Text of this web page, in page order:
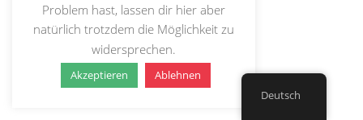
Problem hast, lassen dir hier aber
natürlich trotzdem die Möglichkeit zu
widersprechen.
Akzeptieren Ablehnen
Deutsch